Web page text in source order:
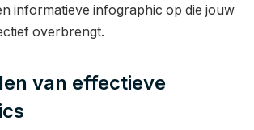
informatieve infographic op die jouw
overbrengt.
van effectieve